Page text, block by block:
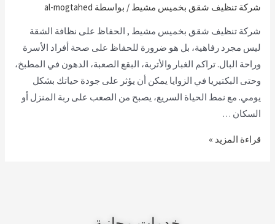
شركة تنظيف شقق بخميس مشيط / بواسطة al-mogtahed
شركة تنظيف شقق بخميس مشيط , الحفاظ على نظافة الشقة
ليس مجرد رفاهية، بل هو ضرورة للحفاظ على صحة أفراد الأسرة
وراحة البال. تراكم الغبار والأتربة، البقع الصعبة، الدهون في المطبخ،
وحتى البكتيريا في الزوايا يمكن أن يؤثر على جودة حياتك بشكل
يومي. مع نمط الحياة السريع، يصبح من الصعب على ربة المنزل أو
السكان …
قراءة المزيد »